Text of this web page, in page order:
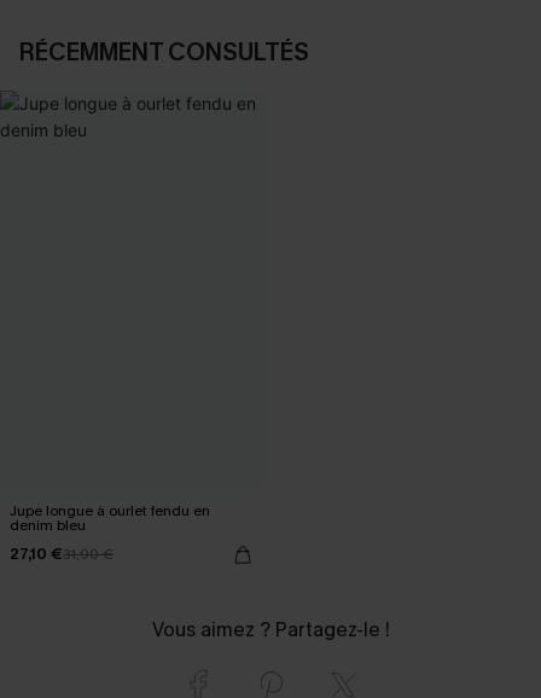
RÉCEMMENT CONSULTÉS
Jupe longue à ourlet fendu en
denim bleu
27,10 €31,90 €
Vous aimez ? Partagez-le !